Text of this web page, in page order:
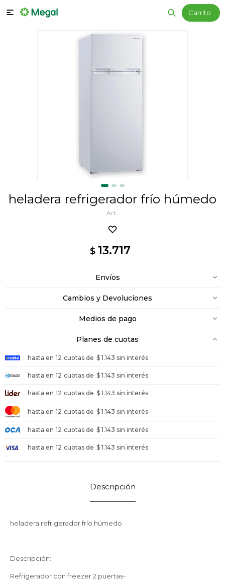

heladera refrigerador frío húmedo
$ 13.717
Envíos
Cambios y Devoluciones
Medios de pago
Planes de cuotas
hasta en 12 cuotas de $ 1.143 sin interés
hasta en 12 cuotas de $ 1.143 sin interés
hasta en 12 cuotas de $ 1.143 sin interés
hasta en 12 cuotas de $ 1.143 sin interés
hasta en 12 cuotas de $ 1.143 sin interés
hasta en 12 cuotas de $ 1.143 sin interés
Descripción
heladera refrigerador frío húmedo
Descripción:
Refrigerador con freezer 2 puertas-